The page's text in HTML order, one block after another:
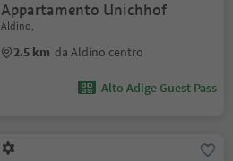
Appartamento Unichhof
Aldino,
2.5 km da Aldino centro
Alto Adige Guest Pass